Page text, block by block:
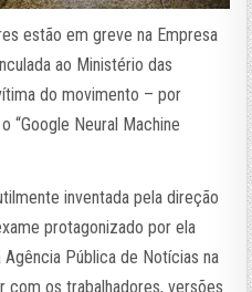
estão em greve na Empresa
ao Ministério das
do movimento – por
“Google Neural Machine
inventada pela direção
protagonizado por ela
Pública de Notícias na
com os trabalhadores, versões